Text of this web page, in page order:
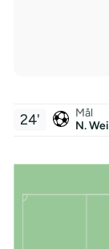
Mål
N.
24'